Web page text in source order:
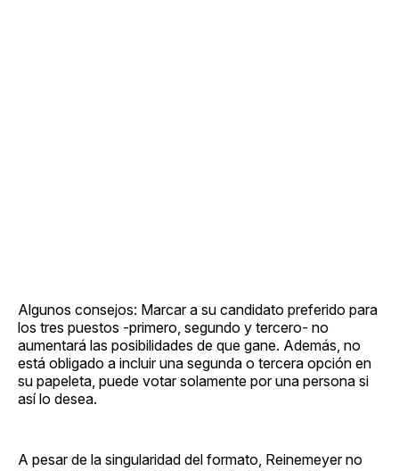
Algunos consejos: Marcar a su candidato preferido para
los tres puestos -primero, segundo y tercero- no
aumentará las posibilidades de que gane. Además, no
está obligado a incluir una segunda o tercera opción en
su papeleta, puede votar solamente por una persona si
así lo desea.
A pesar de la singularidad del formato, Reinemeyer no